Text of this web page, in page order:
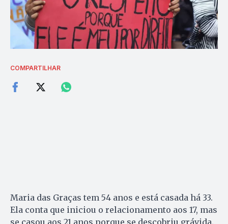
COMPARTILHAR
Maria das Graças tem 54 anos e está casada há 33.
Ela conta que iniciou o relacionamento aos 17, mas